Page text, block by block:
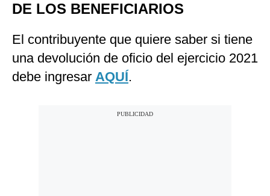
DE LOS BENEFICIARIOS
El contribuyente que quiere saber si tiene
una devolución de oficio del ejercicio 2021
debe ingresar AQUÍ.